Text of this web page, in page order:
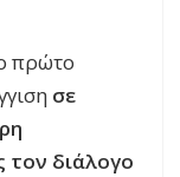
πρώτο
σε
τον διάλογο